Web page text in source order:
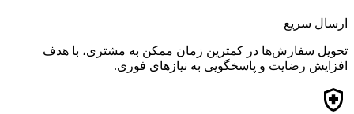
ارسال سریع
تحویل سفارش‌ها در کمترین زمان ممکن به مشتری، با هدف
افزایش رضایت و پاسخگویی به نیازهای فوری.